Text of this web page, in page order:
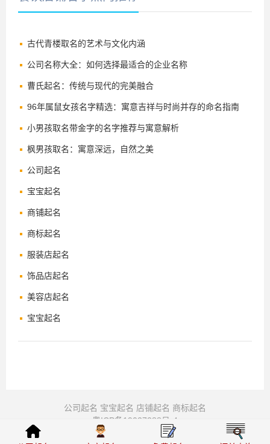
古代青楼取名的艺术与文化内涵
公司名称大全：如何选择最适合的企业名称
曹氏起名：传统与现代的完美融合
96年属鼠女孩名字精选：寓意吉祥与时尚并存的命名指南
小男孩取名带金字的名字推荐与寓意解析
枫男孩取名：寓意深远，自然之美
公司起名
宝宝起名
商铺起名
商标起名
服装店起名
饰品店起名
美容店起名
宝宝起名
公司起名 宝宝起名 店铺起名 商标起名
粤ICP备19027288号-4
© 周易起名-公司起名-宝宝起名-八字取名 2008-2026 版权所有